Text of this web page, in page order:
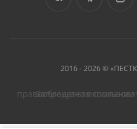
2016 - 2026 ©
Запрещено использовать контент без согласия